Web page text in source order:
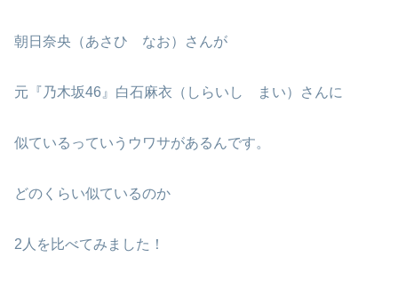
朝日奈央（あさひ なお）さんが
元『乃木坂46』白石麻衣（しらいし まい）さんに
似ているっていうウワサがあるんです。
どのくらい似ているのか
2人を比べてみました！